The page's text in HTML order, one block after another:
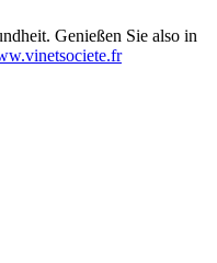
Genießen Sie also in